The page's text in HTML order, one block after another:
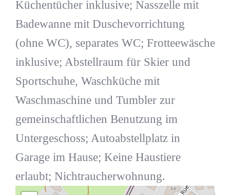
Küchentücher inklusive; Nasszelle mit
Badewanne mit Duschevorrichtung
(ohne WC), separates WC; Frotteewäsche
inklusive; Abstellraum für Skier und
Sportschuhe, Waschküche mit
Waschmaschine und Tumbler zur
gemeinschaftlichen Benutzung im
Untergeschoss; Autoabstellplatz in
Garage im Hause; Keine Haustiere
erlaubt; Nichtraucherwohnung.